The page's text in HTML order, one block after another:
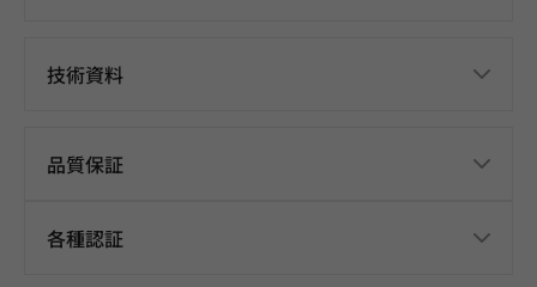
技術資料
品質保証
各種認証